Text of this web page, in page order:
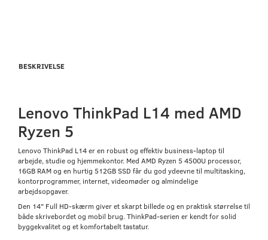
BESKRIVELSE
Lenovo ThinkPad L14 med AMD
Ryzen 5
Lenovo ThinkPad L14 er en robust og effektiv business-laptop til
arbejde, studie og hjemmekontor. Med AMD Ryzen 5 4500U processor,
16GB RAM og en hurtig 512GB SSD får du god ydeevne til multitasking,
kontorprogrammer, internet, videomøder og almindelige
arbejdsopgaver.
Den 14" Full HD-skærm giver et skarpt billede og en praktisk størrelse til
både skrivebordet og mobil brug. ThinkPad-serien er kendt for solid
byggekvalitet og et komfortabelt tastatur.